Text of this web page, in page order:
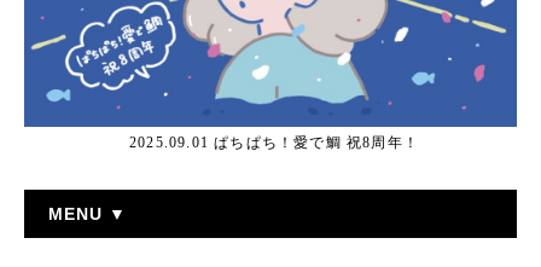
2025.09.01 ぱちぱち！愛で鯛 祝8周年！
MENU ▼